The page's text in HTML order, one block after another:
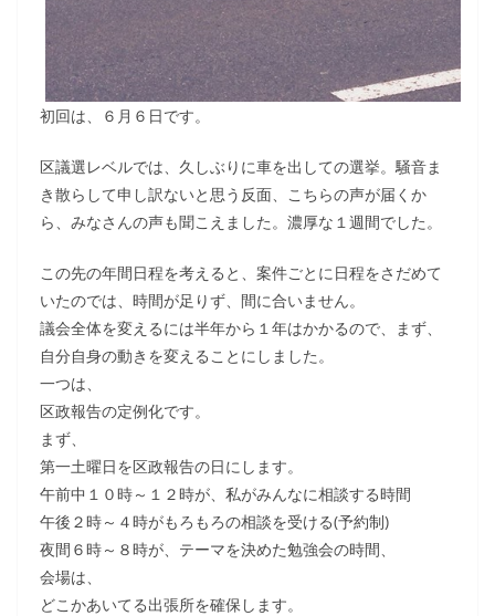
初回は、６月６日です。
区議選レベルでは、久しぶりに車を出しての選挙。騒音ま
き散らして申し訳ないと思う反面、こちらの声が届くか
ら、みなさんの声も聞こえました。濃厚な１週間でした。
この先の年間日程を考えると、案件ごとに日程をさだめて
いたのでは、時間が足りず、間に合いません。
議会全体を変えるには半年から１年はかかるので、まず、
自分自身の動きを変えることにしました。
一つは、
区政報告の定例化です。
まず、
第一土曜日を区政報告の日にします。
午前中１０時～１２時が、私がみんなに相談する時間
午後２時～４時がもろもろの相談を受ける(予約制)
夜間６時～８時が、テーマを決めた勉強会の時間、
会場は、
どこかあいてる出張所を確保します。